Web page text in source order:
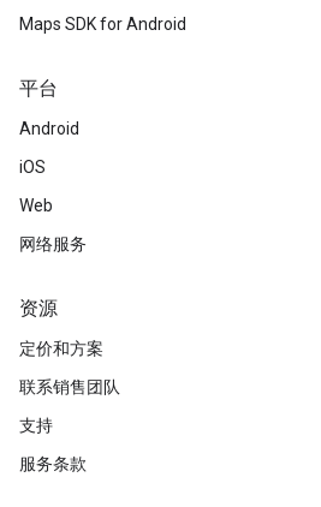
Maps SDK for Android
平台
Android
iOS
Web
网络服务
资源
定价和方案
联系销售团队
支持
服务条款